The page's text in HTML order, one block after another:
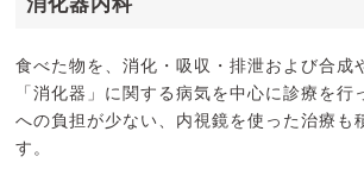
食べた物を、消化・吸収・排泄および合成
「消化器」に関する病気を中心に診療を行
への負担が少ない、内視鏡を使った治療も
す。